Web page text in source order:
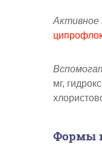
Активное
мг,
Формы